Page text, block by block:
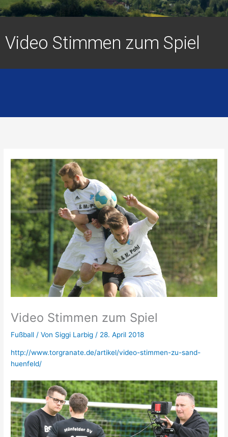
Video Stimmen zum Spiel
Video Stimmen zum Spiel
Fußball / Von Siggi Larbig/ 28. April 2018
http://www.torgranate.de/artikel/video-stimmen-zu-sand-
huenfeld/